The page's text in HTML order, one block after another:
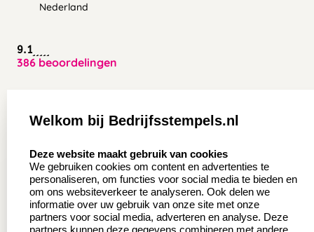
Nederland
9.1
386 beoordelingen
Wederverkoper
worden
Sale
Betaling & Verzending
Veel gestelde vragen
Retourneren
Herroepingsrecht
Welkom bij Bedrijfsstempels.nl
Deze website maakt gebruik van cookies
We gebruiken cookies om content en advertenties te
personaliseren, om functies voor social media te bieden en
om ons websiteverkeer te analyseren. Ook delen we
informatie over uw gebruik van onze site met onze
partners voor social media, adverteren en analyse. Deze
partners kunnen deze gegevens combineren met andere